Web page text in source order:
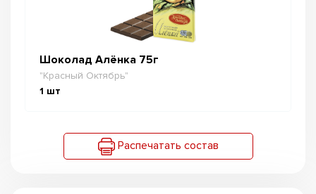
Шоколад Алёнка 75г
"Красный Октябрь"
1 шт
Распечатать состав